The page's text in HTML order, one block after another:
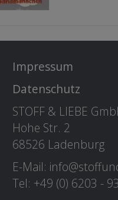
Impressum
Datenschutz
STOFF & LIEBE
Hohe Str. 2
68526 Ladenburg
E-Mail:
Tel: +49 (0) 6203 -